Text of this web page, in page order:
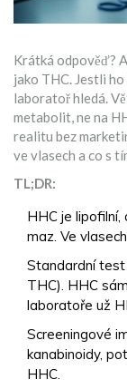
Krátká odpověď?
jako THC. Jestli
laboratoř hledá.
metabolit, ne na
realitu bez
ve vlasech a co s
TL;DR:
HHC je
maz. Ve
Standardní
THC). HHC
laboratoře už
Screeningové
kanabinoidy,
HHC.